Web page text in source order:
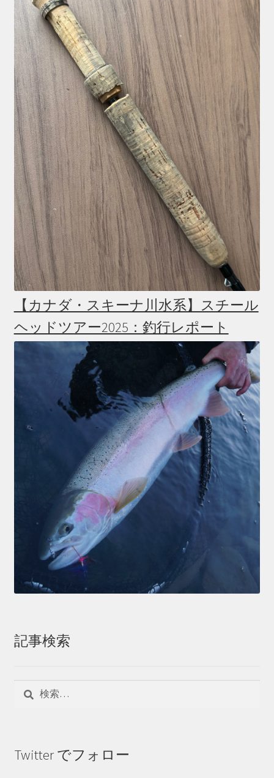
【カナダ・スキーナ川水系】スチール
ヘッドツアー2025：釣行レポート
記事検索
Twitter でフォロー